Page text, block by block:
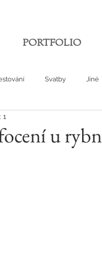
PORTFOLIO
Svatby Jiné
u